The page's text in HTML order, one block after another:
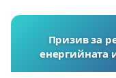
Призив за
енергийната